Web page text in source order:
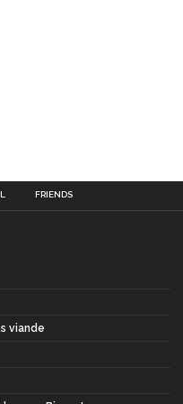
FRIENDS
viande